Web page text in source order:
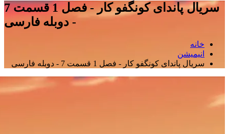
سریال پاندای کونگفو کار - فصل 1 قسمت 7
- دوبله فارسی
خانه
انیمیشن
سریال پاندای کونگفو کار - فصل 1 قسمت 7 - دوبله فارسی